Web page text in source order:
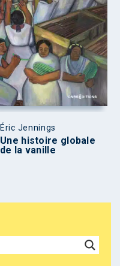
Éric Jennings
Une histoire globale
de la vanille